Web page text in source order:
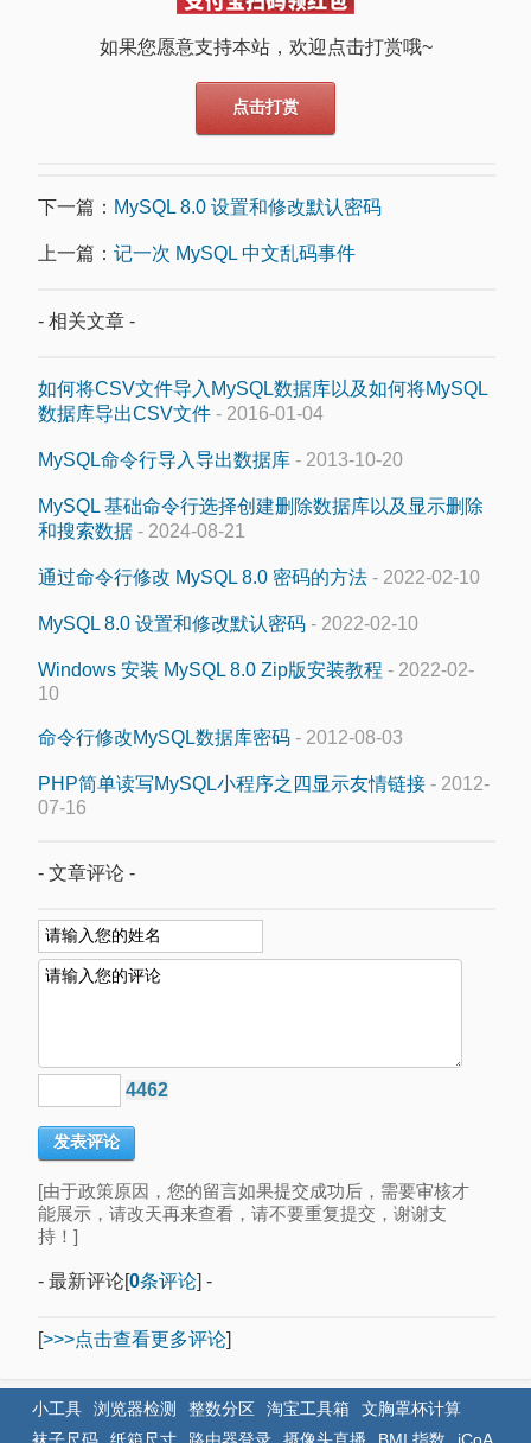
如果您愿意支持本站，欢迎点击打赏哦~
点击打赏
下一篇： MySQL 8.0 设置和修改默认密码
上一篇： 记一次 MySQL 中文乱码事件
- 相关文章 -
如何将CSV文件导入MySQL数据库以及如何将MySQL
数据库导出CSV文件 - 2016-01-04
MySQL命令行导入导出数据库 - 2013-10-20
MySQL 基础命令行选择创建删除数据库以及显示删除
和搜索数据 - 2024-08-21
通过命令行修改 MySQL 8.0 密码的方法 - 2022-02-10
MySQL 8.0 设置和修改默认密码 - 2022-02-10
Windows 安装 MySQL 8.0 Zip版安装教程 - 2022-02-
10
命令行修改MySQL数据库密码 - 2012-08-03
PHP简单读写MySQL小程序之四显示友情链接 - 2012-
07-16
- 文章评论 -
4462
[由于政策原因，您的留言如果提交成功后，需要审核才
能展示，请改天再来查看，请不要重复提交，谢谢支
持！]
- 最新评论[0条评论] -
[>>>点击查看更多评论]
小工具 浏览器检测 整数分区 淘宝工具箱
文胸罩杯计算